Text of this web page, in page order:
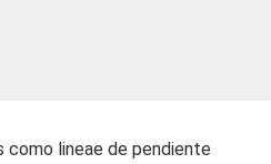
como lineae de pendiente